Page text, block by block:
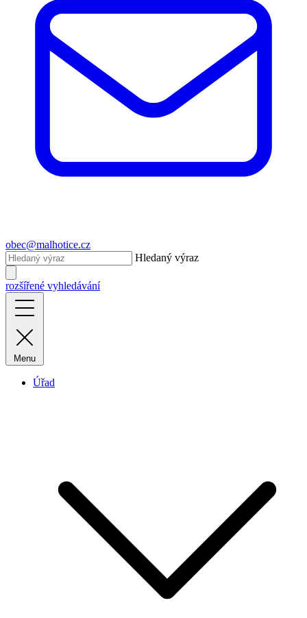
obec@malhotice.cz
Hledaný výraz
rozšířené vyhledávání
Menu
Úřad